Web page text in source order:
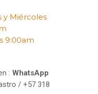
y Miércoles
9:00am
: WhatsApp
/ +57 318